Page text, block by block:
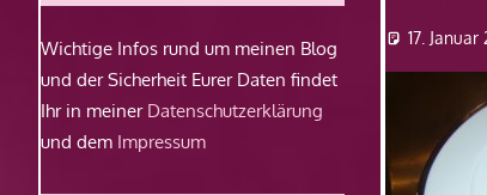
17. Januar
Wichtige Infos rund um meinen Blog
und der Sicherheit Eurer Daten findet
Ihr in meiner Datenschutzerklärung
und dem Impressum